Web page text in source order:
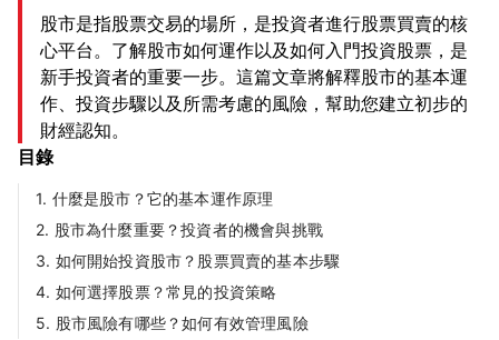
股市是指股票交易的場所，是投資者進行股票買賣的核
心平台。了解股市如何運作以及如何入門投資股票，是
新手投資者的重要一步。這篇文章將解釋股市的基本運
作、投資步驟以及所需考慮的風險，幫助您建立初步的
財經認知。
目錄
1. 什麼是股市？它的基本運作原理
2. 股市為什麼重要？投資者的機會與挑戰
3. 如何開始投資股市？股票買賣的基本步驟
4. 如何選擇股票？常見的投資策略
5. 股市風險有哪些？如何有效管理風險